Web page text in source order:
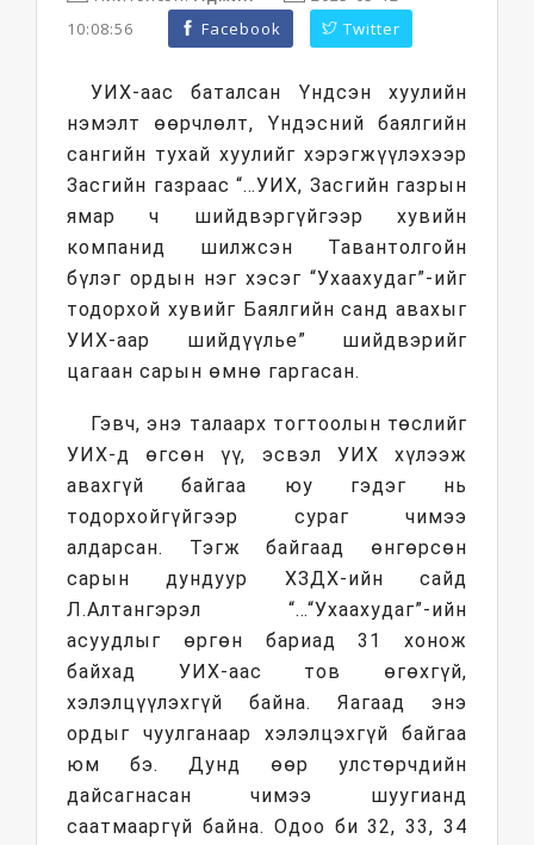
10:08:56
Facebook Twitter
УИХ-аас баталсан Үндсэн хуулийн
нэмэлт өөрчлөлт, Үндэсний баялгийн
сангийн тухай хуулийг хэрэгжүүлэхээр
Засгийн газраас “…УИХ, Засгийн газрын
ямар ч шийдвэргүйгээр хувийн
компанид шилжсэн Тавантолгойн
бүлэг ордын нэг хэсэг “Ухаахудаг”-ийг
тодорхой хувийг Баялгийн санд авахыг
УИХ-аар шийдүүлье” шийдвэрийг
цагаан сарын өмнө гаргасан.
Гэвч, энэ талаарх тогтоолын төслийг
УИХ-д өгсөн үү, эсвэл УИХ хүлээж
авахгүй байгаа юу гэдэг нь
тодорхойгүйгээр сураг чимээ
алдарсан. Тэгж байгаад өнгөрсөн
сарын дундуур ХЗДХ-ийн сайд
Л.Алтангэрэл “…“Ухаахудаг”-ийн
асуудлыг өргөн бариад 31 хонож
байхад УИХ-аас тов өгөхгүй,
хэлэлцүүлэхгүй байна. Яагаад энэ
ордыг чуулганаар хэлэлцэхгүй байгаа
юм бэ. Дунд өөр улстөрчдийн
дайсагнасан чимээ шуугианд
саатмааргүй байна. Одоо би 32, 33, 34